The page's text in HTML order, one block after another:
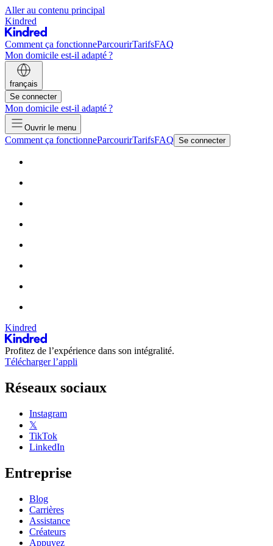
Aller au contenu principal
Kindred
Comment ça fonctionneParcourirTarifsFAQ
Mon domicile est-il adapté ?
français
Se connecter
Mon domicile est-il adapté ?
Ouvrir le menu
Comment ça fonctionneParcourirTarifsFAQ Se connecter
Kindred
Profitez de l’expérience dans son intégralité.
Télécharger l’appli
Réseaux sociaux
Instagram
𝕏
TikTok
LinkedIn
Entreprise
Blog
Carrières
Assistance
Créateurs
Appuyez